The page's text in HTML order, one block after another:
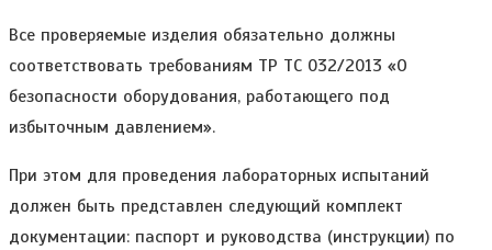
Все проверяемые изделия обязательно должны
соответствовать требованиям ТР ТС 032/2013 «О
безопасности оборудования, работающего под
избыточным давлением».
При этом для проведения лабораторных испытаний
должен быть представлен следующий комплект
документации: паспорт и руководства (инструкции) по